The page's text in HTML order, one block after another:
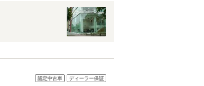
認定中古車 ディーラー保証